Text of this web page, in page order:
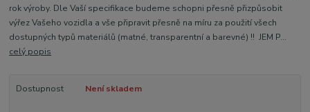
rok výroby. Dle Vaší specifikace budeme schopni přesně přizpůsobit
výřez Vašeho vozidla a vše připravit přesně na míru za použití všech
dostupných typů materiálů (matné, transparentní a barevné) !! JEM P...
celý popis
Dostupnost Není skladem